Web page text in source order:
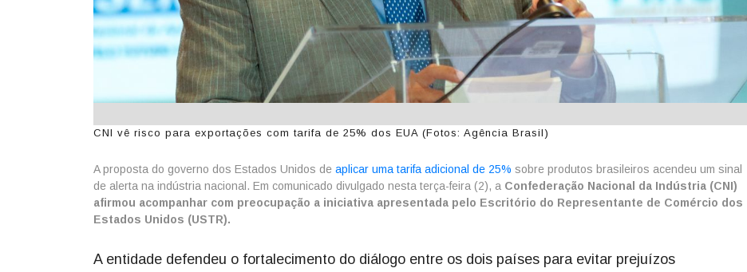
CNI vê risco para exportações com tarifa de 25% dos EUA (Fotos: Agência Brasil)
A proposta do governo dos Estados Unidos de aplicar uma tarifa adicional de 25% sobre produtos brasileiros acendeu um sinal
de alerta na indústria nacional. Em comunicado divulgado nesta terça-feira (2), a Confederação Nacional da Indústria (CNI)
afirmou acompanhar com preocupação a iniciativa apresentada pelo Escritório do Representante de Comércio dos
Estados Unidos (USTR).
A entidade defendeu o fortalecimento do diálogo entre os dois países para evitar prejuízos